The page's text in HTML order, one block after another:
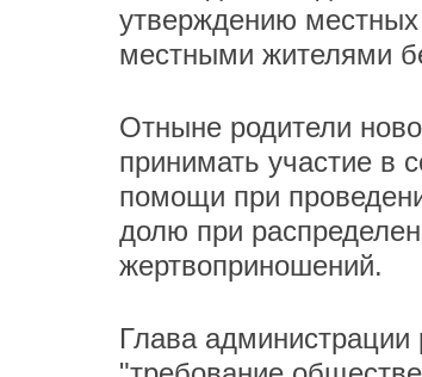
утверждению
местными жителями
Отныне родители
принимать участие в
помощи при
долю при
жертвоприношений.
Глава